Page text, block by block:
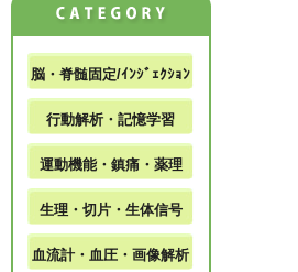
脳・脊髄固定/ｲﾝｼﾞｪｸｼｮﾝ
行動解析・記憶学習
運動機能・鎮痛・薬理
生理・切片・生体信号
血流計・血圧・画像解析